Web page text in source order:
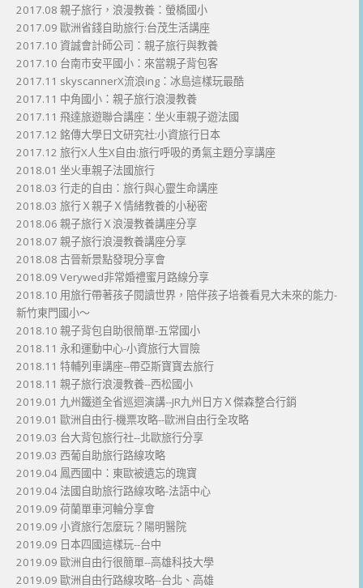
2017.08 親子旅行，浪漫教養：螢橋國小
2017.09 歐洲省錢自助旅行:台茂生活講座
2017.10 資誠會計師公司：親子旅行與教養
2017.10 台南市安平國小：來當親子背包客
2017.11 skyscannerX流浪ing：冰島這樣玩最酷
2017.11 中角國小：親子旅行浪漫教養
2017.11 飛達旅遊聯合講座：坐火車親子遊法國
2017.12 銘傳大學日文研究社:小資旅行日本
2017.12 旅行X人生X自由:旅行呼吸的勇氣主題分享講座
2018.01 坐火車親子法國旅行
2018.03 行走的自由：旅行與心靈生命講座
2018.03 旅行Ｘ親子Ｘ情緒教養的小秘密
2018.06 親子旅行Ｘ浪漫教養講座分享
2018.07 親子旅行浪漫教養講座分享
2018.08 古晉新景點發現分享會
2018.09 Verywed非常婚禮蜜月路線分享
2018.10 用旅行帶著孩子閱讀世界，陪伴孩子培養看見大未來的能力-
新竹東門國小～
2018.10 親子背包自助很簡單-五常國小
2018.11 永和運動中心-小資旅行大冒險
2018.11 特輔列車講座--帶亞斯寶寶去旅行
2018.11 親子旅行浪漫教養--西松國小
2019.01 九州鐵道全省巡迴演講--JR九州日方Ｘ傑森整合行銷
2019.01 歐洲自由行-機票攻略--歐洲自由行全攻略
2019.03 台大背包旅行社--北歐旅行分享
2019.03 西葡自助旅行路線攻略
2019.04 鳳西國中：東歐被遺忘的瑰寶
2019.04 法國自助旅行路線攻略-法語中心
2019.09 荷蘭單車河輪分享會
2019.09 小資旅行怎麼玩？陽明醫院
2019.09 日本四國這樣玩--台中
2019.09 歐洲自由行很簡單--高雄科技大學
2019.09 歐洲自由行路線攻略--台北、高雄